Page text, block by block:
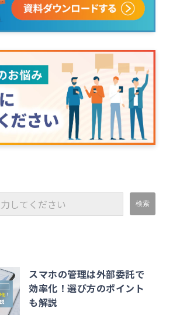
スマホの管理は外部委託で
効率化！選び方のポイント
も解説